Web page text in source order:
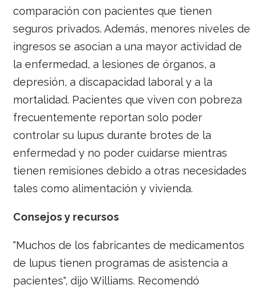
comparación con pacientes que tienen
seguros privados. Además, menores niveles de
ingresos se asocian a una mayor actividad de
la enfermedad, a lesiones de órganos, a
depresión, a discapacidad laboral y a la
mortalidad. Pacientes que viven con pobreza
frecuentemente reportan solo poder
controlar su lupus durante brotes de la
enfermedad y no poder cuidarse mientras
tienen remisiones debido a otras necesidades
tales como alimentación y vivienda.
Consejos y recursos
"Muchos de los fabricantes de medicamentos
de lupus tienen programas de asistencia a
pacientes", dijo Williams. Recomendó